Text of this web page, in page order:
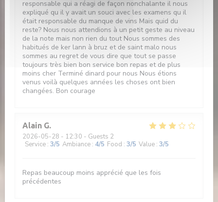
responsable qui a réagi de façon nonchalante il nous
expliqué qu il y avait un souci avec les examens qu il
était responsable du manque de vins Mais quid du
reste? Nous nous attendions à un petit geste au niveau
de la note mais non rien du tout Nous sommes des
habitués de ker lann à bruz et de saint malo nous
sommes au regret de vous dire que tout se passe
toujours très bien bon service bon repas et de plus
moins cher Terminé dinard pour nous Nous étions
venus voilà quelques années les choses ont bien
changées. Bon courage
Alain G
2026-05-28 - 12:30 - Guests 2
Service : 3/5 Ambiance : 4/5 Food : 3/5 Value : 3/5
Repas beaucoup moins apprécié que les fois
précédentes